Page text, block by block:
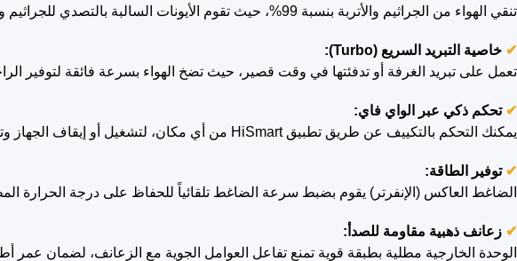
تنقي الهواء من الجراثيم والأتربة بنسبة 99%، حيث تقوم الأيونات السالبة بالتصدي للجراثيم وإزالتها من الهواء، مع تغذيته بأيونات الأكسجين السالبة لجو أنقى وصحي أكثر.
✔ خاصية التبريد السريع (Turbo):
تعمل على تبريد الغرفة أو تدفئتها في وقت قصير، حيث تضخ الهواء بسرعة فائقة لتوفير
✔تحكم ذكي عبر الواي فاي:
يمكنك التحكم بالتكييف عن طريق تطبيق HiSmart من أي مكان، لتشغيل أو إيقاف الجهاز وتعديل الإعدادات بسهولة.
✔توفير الطاقة:
الضاغط العاكس (الإنفرتر) يقوم بضبط سرعة الضاغط تلقائياً للحفاظ على درجة الحرارة
✔ زعانف ذهبية مقاومة للصدأ:
الوحدة الخارجية مطلية بطبقة قوية تمنع تفاعل العوامل الجوية مع الزعانف، لضمان عمر